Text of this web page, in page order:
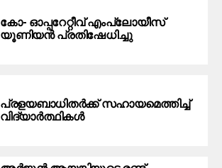
കോ- ഓപ്പറേറ്റീവ് എംപ്ലോയീസ്
യൂണിയൻ പ്രതിഷേധിച്ചു
പ്രളയബാധിതർക്ക് സഹായമെത്തിച്ച്
വിദ്യാർത്ഥികൾ